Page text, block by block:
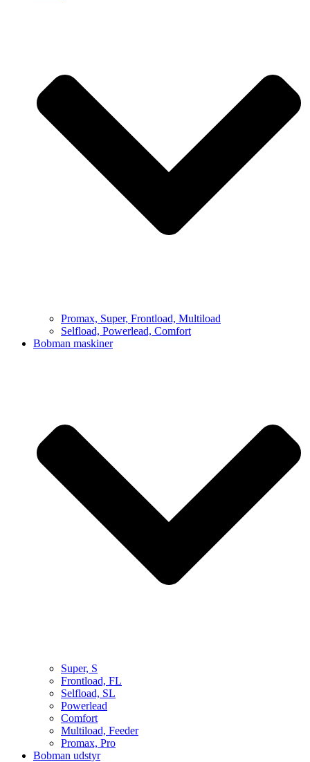
Promax, Super, Frontload, Multiload
Selfload, Powerlead, Comfort
Bobman maskiner
Super, S
Frontload, FL
Selfload, SL
Powerlead
Comfort
Multiload, Feeder
Promax, Pro
Bobman udstyr